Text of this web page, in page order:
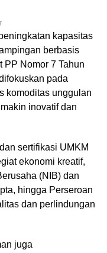
kapasitas
berbasis
PP Nomor 7 Tahun
pada
komoditas unggulan
inovatif dan
sertifikasi UMKM
ekonomi kreatif,
(NIB) dan
hingga Perseroan
dan perlindungan
juga